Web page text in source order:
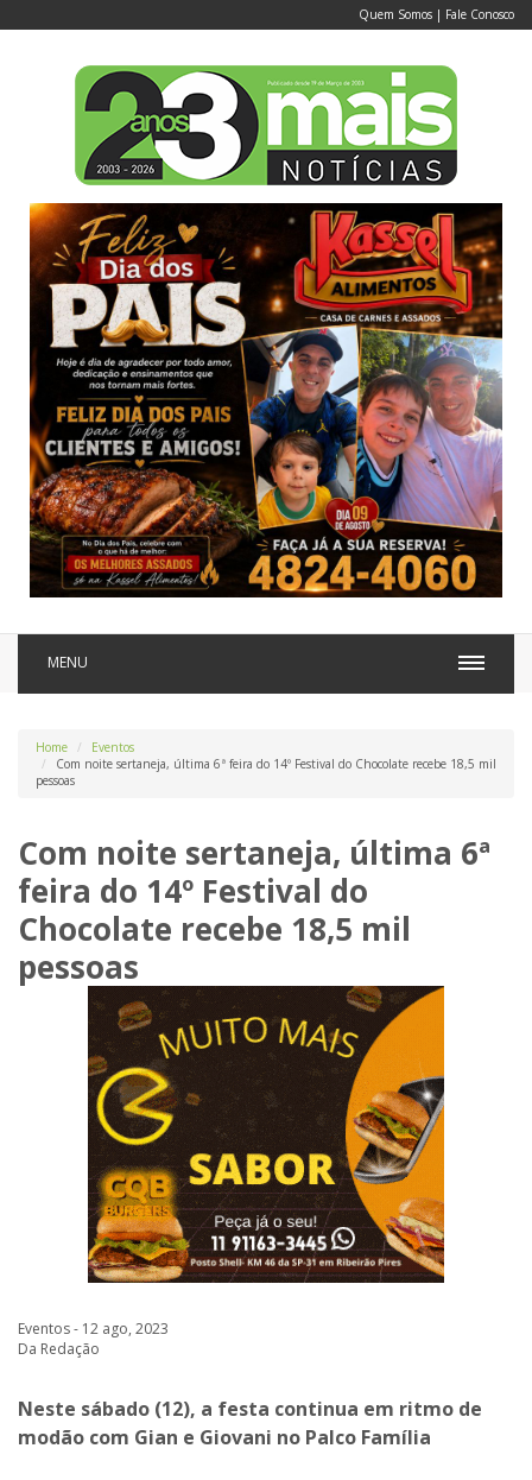
Quem Somos | Fale Conosco
MENU
Home
Eventos
Com noite sertaneja, última 6ª feira do 14º Festival do Chocolate recebe 18,5 mil
pessoas
Com noite sertaneja, última 6ª
feira do 14º Festival do
Chocolate recebe 18,5 mil
pessoas
Eventos - 12 ago, 2023
Da Redação
Neste sábado (12), a festa continua em ritmo de
modão com Gian e Giovani no Palco Família